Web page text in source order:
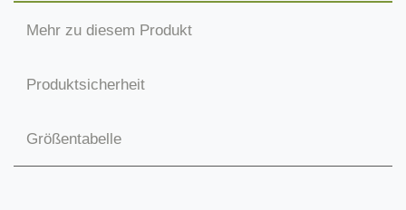
Mehr zu diesem Produkt
Produktsicherheit
Größentabelle